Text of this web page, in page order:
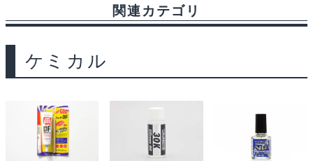
関連カテゴリ
ケミカル